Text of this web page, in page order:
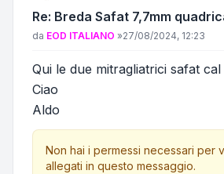
Re: Breda Safat 7,7mm
Messaggio
da EOD ITALIANO »27/08/2024, 12:23
Qui le due mitragliatrici safat cal
Ciao
Aldo
Non hai i permessi necessari per
allegati in questo messaggio.